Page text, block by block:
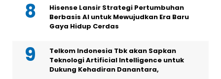
Hisense Lansir Strategi Pertumbuhan
Berbasis AI untuk Mewujudkan Era Baru
Gaya Hidup Cerdas
Telkom Indonesia Tbk akan Sapkan
Teknologi Artificial Intelligence untuk
Dukung Kehadiran Danantara,